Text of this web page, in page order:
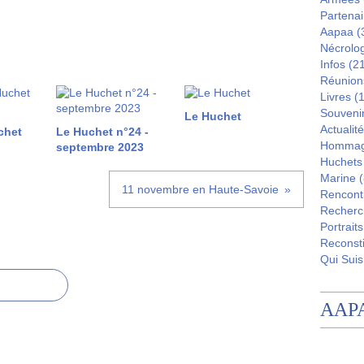
Le Huchet n°24 -
septembre 2023
Le Huchet
11 novembre en Haute-Savoie
Aapaa
Infos
Livres
Actualité
Huchets
Marine
Portraits
Qui